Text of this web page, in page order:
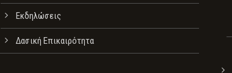
Εκδηλώσεις
Δασική Επικαιρότητα